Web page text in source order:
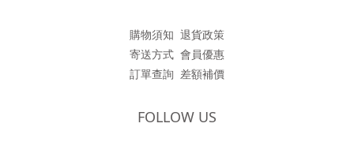
購物須知 退貨政策
寄送方式 會員優惠
訂單查詢 差額補價
FOLLOW US